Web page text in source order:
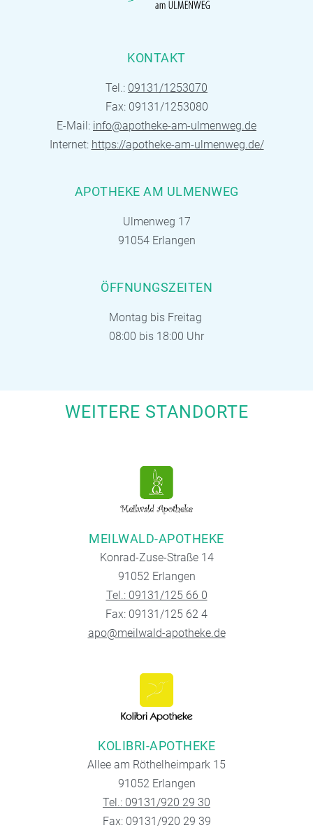
KONTAKT
Tel.: 09131/1253070
Fax: 09131/1253080
E-Mail: info@apotheke-am-ulmenweg.de
Internet: https://apotheke-am-ulmenweg.de/
APOTHEKE AM ULMENWEG
Ulmenweg 17
91054 Erlangen
ÖFFNUNGSZEITEN
Montag bis Freitag
08:00 bis 18:00 Uhr
WEITERE STANDORTE
MEILWALD-APOTHEKE
Konrad-Zuse-Straße 14
91052 Erlangen
Tel.: 09131/125 66 0
Fax: 09131/125 62 4
apo@meilwald-apotheke.de
KOLIBRI-APOTHEKE
Allee am Röthelheimpark 15
91052 Erlangen
Tel.: 09131/920 29 30
Fax: 09131/920 29 39